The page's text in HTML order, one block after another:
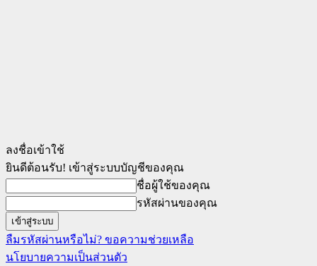
ลงชื่อเข้าใช้
ยินดีต้อนรับ! เข้าสู่ระบบบัญชีของคุณ
ชื่อผู้ใช้ของคุณ
รหัสผ่านของคุณ
ลืมรหัสผ่านหรือไม่? ขอความช่วยเหลือ
นโยบายความเป็นส่วนตัว